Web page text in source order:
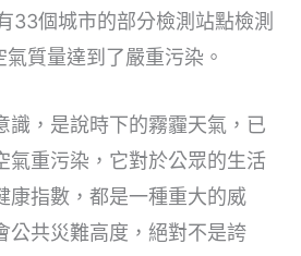
33個城市的部分檢測站點檢測
質量達到了嚴重污染。
識，是說時下的霧霾天氣，已
氣重污染，它對於公眾的生活
康指數，都是一種重大的威
公共災難高度，絕對不是誇